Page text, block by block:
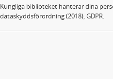
Kungliga biblioteket hanterar dina
dataskyddsförordning (2018), GDPR.